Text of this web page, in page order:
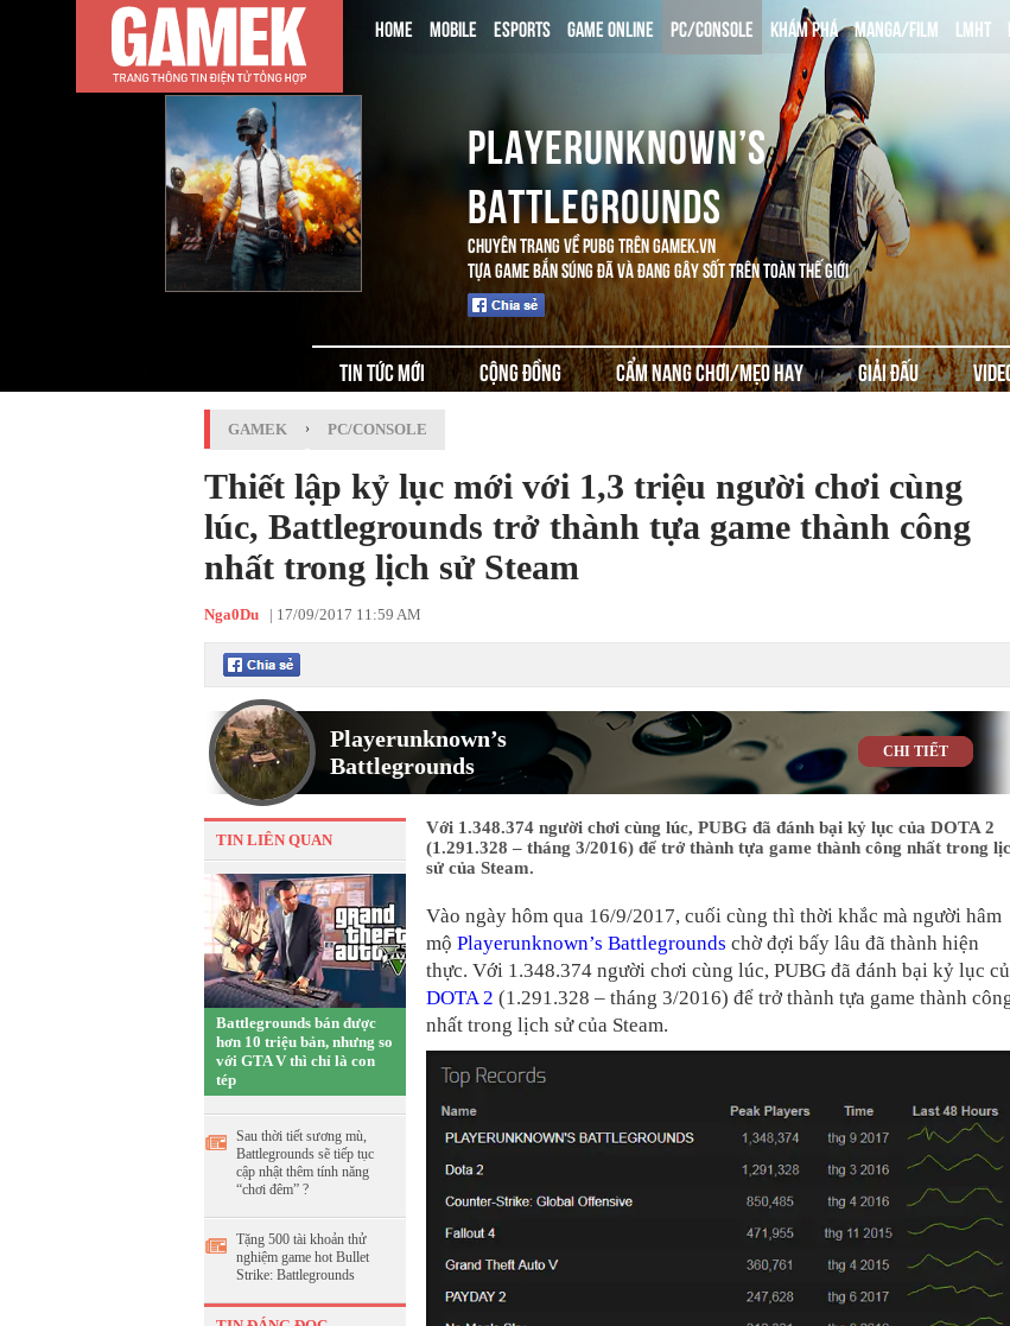
HOME MOBILE ESPORTS GAME ONLINE PC/CONSOLE KHÁM PHÁ MANGA/FILM LMHT
PLAYERUNKNOWN’S
BATTLEGROUNDS
CHUYÊN TRANG VỀ PUBG TRÊN GAMEK.VN
TỰA GAME BẮN SÚNG ĐÃ VÀ ĐANG GÂY SỐT TRÊN TOÀN THẾ GIỚI
TIN TỨC MỚI CỘNG ĐỒNG CẨM NANG CHƠI/MẸO HAY GIẢI ĐẤU
GAMEK › PC/CONSOLE
Thiết lập kỷ lục mới với 1,3 triệu người chơi cùng
lúc, Battlegrounds trở thành tựa game thành công
nhất trong lịch sử Steam
Nga0Du | 17/09/2017 11:59 AM
Playerunknown’s
Battlegrounds
CHI TIẾT
TIN LIÊN QUAN
Battlegrounds bán được
hơn 10 triệu bản, nhưng so
với GTA V thì chỉ là con
tép
Sau thời tiết sương mù,
Battlegrounds sẽ tiếp tục
cập nhật thêm tính năng
“chơi đêm” ?
Tặng 500 tài khoản thử
nghiệm game hot Bullet
Strike: Battlegrounds
Với 1.348.374 người chơi cùng lúc, PUBG đã đánh bại kỷ lục của DOTA 2
(1.291.328 – tháng 3/2016) để trở thành tựa game thành công nhất trong
sử của Steam.
Vào ngày hôm qua 16/9/2017, cuối cùng thì thời khắc mà người hâm
mộ Playerunknown’s Battlegrounds chờ đợi bấy lâu đã thành hiện
thực. Với 1.348.374 người chơi cùng lúc, PUBG đã đánh bại kỷ lục
DOTA 2 (1.291.328 – tháng 3/2016) để trở thành tựa game thành
nhất trong lịch sử của Steam.